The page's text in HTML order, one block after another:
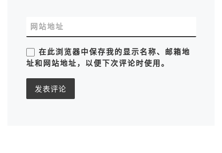
网站地址
在此浏览器中保存我的显示名称、邮箱地
址和网站地址，以便下次评论时使用。